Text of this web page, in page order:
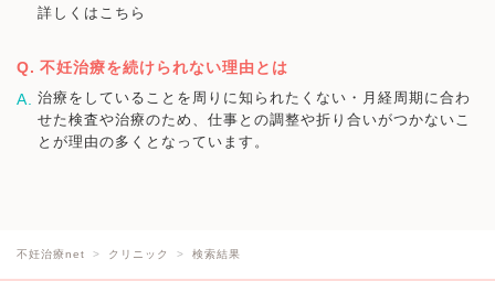
詳しくはこちら
不妊治療を続けられない理由とは
治療をしていることを周りに知られたくない・月経周期に合わ
せた検査や治療のため、仕事との調整や折り合いがつかないこ
とが理由の多くとなっています。
不妊治療net クリニック 検索結果